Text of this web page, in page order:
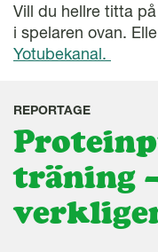
Vill du hellre titta
i spelaren ovan.
Yotubekanal.
REPORTAGE
träning